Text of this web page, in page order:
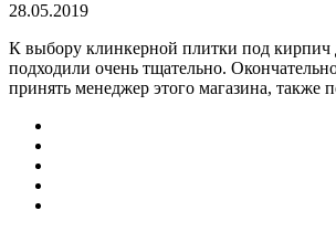
28.05.2019
К выбору клинкерной плитки под кирпич
подходили очень тщательно.
принять менеджер этого магазина, также